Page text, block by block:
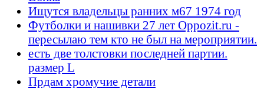
Ищутся владельцы ранних м67 1974 год
Футболки и нашивки 27 лет Oppozit.ru -
пересылаю тем кто не был на мероприятии.
есть две толстовки последней партии.
размер L
Прдам хромучие детали